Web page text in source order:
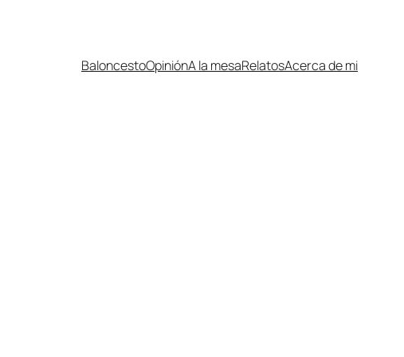
BaloncestoOpiniónA la mesaRelatosAcerca de mi